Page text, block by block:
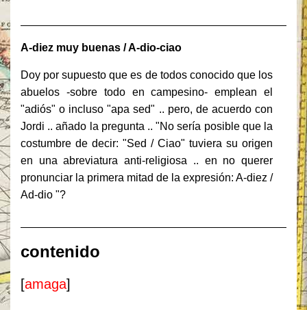
A-diez muy buenas / A-dio-ciao
Doy por supuesto que es de todos conocido que los
abuelos -sobre todo en campesino- emplean el
"adiós" o incluso "apa sed" .. pero, de acuerdo con
Jordi .. añado la pregunta .. "No sería posible que la
costumbre de decir: "Sed / Ciao" tuviera su origen
en una abreviatura anti-religiosa .. en no querer
pronunciar la primera mitad de la expresión: A-diez /
Ad-dio "?
contenido
[amaga]